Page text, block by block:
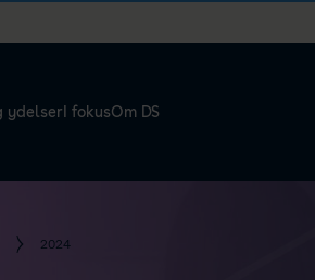
ydelser I fokusOm DS
2024